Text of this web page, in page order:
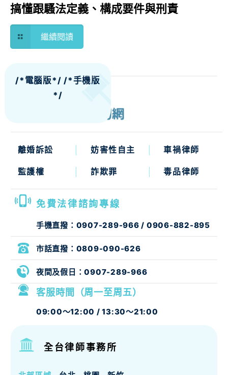
搞懂跟騷法定義、構成要件與刑責
繼續閱讀
/*電腦版*//*手機版
*/
離婚訴訟 妨害性自主 車禍律師
監護權 詐欺罪 毒品律師
免費法律諮詢專線
手機直撥： 0907-289-966 / 0906-882-895
市話直撥： 0809-090-626
客服時間（周一至周五）
09:00～12:00 / 13:30～21:00
夜間及假日：0907-289-966
全台律師事務所